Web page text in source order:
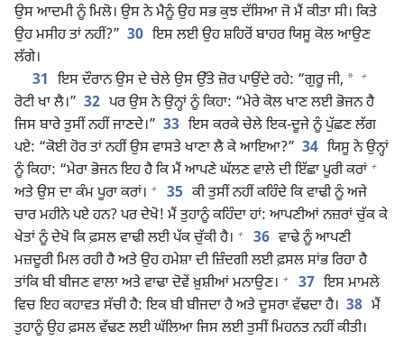
ਉਸ ਆਦਮੀ ਨੂੰ ਮਿਲੋ। ਉਸ ਨੇ ਮੈਨੂੰ ਉਹ ਸਭ ਕੁਝ ਦੱਸਿਆ ਜੋ ਮੈਂ ਕੀਤਾ ਸੀ। ਕਿਤੇ
ਉਹ ਮਸੀਹ ਤਾਂ ਨਹੀਂ?” 30 ਇਸ ਲਈ ਉਹ ਸ਼ਹਿਰੋਂ ਬਾਹਰ ਯਿਸੂ ਕੋਲ ਆਉਣ
ਲੱਗੇ।
31 ਇਸ ਦੌਰਾਨ ਉਸ ਦੇ ਚੇਲੇ ਉਸ ਉੱਤੇ ਜ਼ੋਰ ਪਾਉਂਦੇ ਰਹੇ: “ਗੁਰੂ ਜੀ, * +
ਰੋਟੀ ਖਾ ਲੈ।” 32 ਪਰ ਉਸ ਨੇ ਉਨ੍ਹਾਂ ਨੂੰ ਕਿਹਾ: “ਮੇਰੇ ਕੋਲ ਖਾਣ ਲਈ ਭੋਜਨ ਹੈ
ਜਿਸ ਬਾਰੇ ਤੁਸੀਂ ਨਹੀਂ ਜਾਣਦੇ।” 33 ਇਸ ਕਰਕੇ ਚੇਲੇ ਇਕ-ਦੂਜੇ ਨੂੰ ਪੁੱਛਣ ਲੱਗ
ਪਏ: “ਕੋਈ ਹੋਰ ਤਾਂ ਨਹੀਂ ਉਸ ਵਾਸਤੇ ਖਾਣਾ ਲੈ ਕੇ ਆਇਆ?” 34 ਯਿਸੂ ਨੇ ਉਨ੍ਹਾਂ
ਨੂੰ ਕਿਹਾ: “ਮੇਰਾ ਭੋਜਨ ਇਹ ਹੈ ਕਿ ਮੈਂ ਆਪਣੇ ਘੱਲਣ ਵਾਲੇ ਦੀ ਇੱਛਾ ਪੂਰੀ ਕਰਾਂ +
ਅਤੇ ਉਸ ਦਾ ਕੰਮ ਪੂਰਾ ਕਰਾਂ। + 35 ਕੀ ਤੁਸੀਂ ਨਹੀਂ ਕਹਿੰਦੇ ਕਿ ਵਾਢੀ ਨੂੰ ਅਜੇ
ਚਾਰ ਮਹੀਨੇ ਪਏ ਹਨ? ਪਰ ਦੇਖੋ! ਮੈਂ ਤੁਹਾਨੂੰ ਕਹਿੰਦਾ ਹਾਂ: ਆਪਣੀਆਂ ਨਜ਼ਰਾਂ ਚੁੱਕ ਕੇ
ਖੇਤਾਂ ਨੂੰ ਦੇਖੋ ਕਿ ਫ਼ਸਲ ਵਾਢੀ ਲਈ ਪੱਕ ਚੁੱਕੀ ਹੈ। + 36 ਵਾਢੇ ਨੂੰ ਆਪਣੀ
ਮਜ਼ਦੂਰੀ ਮਿਲ ਰਹੀ ਹੈ ਅਤੇ ਉਹ ਹਮੇਸ਼ਾ ਦੀ ਜ਼ਿੰਦਗੀ ਲਈ ਫ਼ਸਲ ਸਾਂਭ ਰਿਹਾ ਹੈ
ਤਾਂਕਿ ਬੀ ਬੀਜਣ ਵਾਲਾ ਅਤੇ ਵਾਢਾ ਦੋਵੇਂ ਖ਼ੁਸ਼ੀਆਂ ਮਨਾਉਣ। + 37 ਇਸ ਮਾਮਲੇ
ਵਿਚ ਇਹ ਕਹਾਵਤ ਸੱਚੀ ਹੈ: ਇਕ ਬੀ ਬੀਜਦਾ ਹੈ ਅਤੇ ਦੂਸਰਾ ਵੱਢਦਾ ਹੈ। 38 ਮੈਂ
ਤੁਹਾਨੂੰ ਉਹ ਫ਼ਸਲ ਵੱਢਣ ਲਈ ਘੱਲਿਆ ਜਿਸ ਲਈ ਤੁਸੀਂ ਮਿਹਨਤ ਨਹੀਂ ਕੀਤੀ।